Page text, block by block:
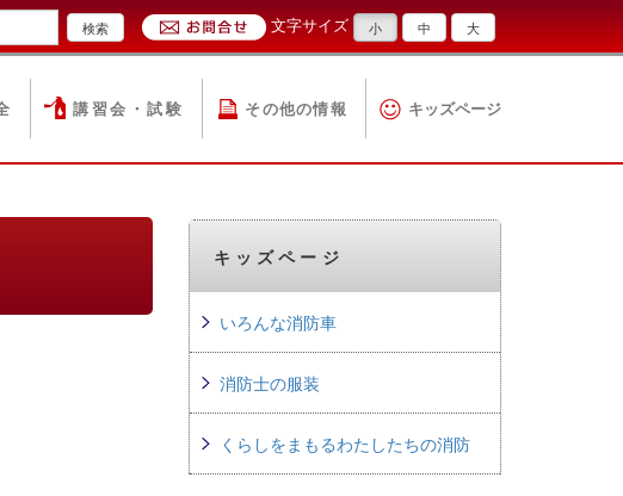
文字サイズ 小 中 大
検索
講習会・試験 その他の情報 キッズページ
キッズページ
いろんな消防車
消防士の服装
くらしをまもるわたしたちの消防